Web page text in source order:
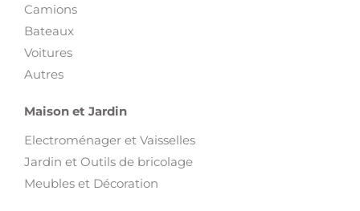
Camions
Bateaux
Voitures
Autres
Maison et Jardin
Electroménager et Vaisselles
Jardin et Outils de bricolage
Meubles et Décoration